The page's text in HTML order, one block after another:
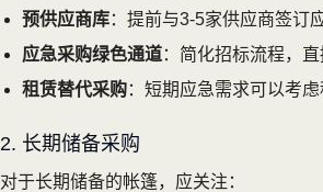
预供应商库：提前与3-5家供应商签订
应急采购绿色通道：简化招标流程，
租赁替代采购：短期应急需求可以考
2. 长期储备采购
对于长期储备的帐篷，应关注：